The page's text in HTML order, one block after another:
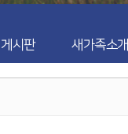
시판 새가족소개